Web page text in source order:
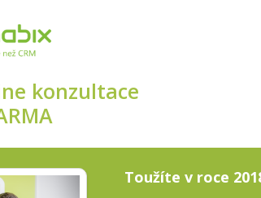
konzultace
Toužíte v roce